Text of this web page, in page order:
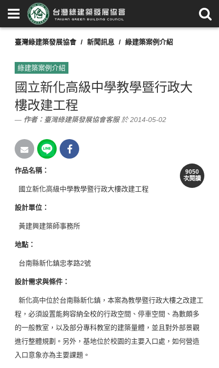
臺灣綠建築發展協會 新聞訊息 綠建築案例介紹
綠建築案例介紹
國立新化高級中學教學暨行政大
樓改建工程
作者： 臺灣綠建築發展協會客服於 2014-05-02
9050
次閱讀
作品名稱：
國立新化高級中學教學暨行政大樓改建工程
設計單位：
黃建興建築師事務所
地點：
台南縣新化鎮忠孝路2號
設計需求與條件：
新化高中位於台南縣新化鎮，本案為教學暨行政大樓之改建工
程，必須設置能夠容納全校的行政空間、停車空間、為數頗多
的一般教室，以及部分專科教室的建築量體，並且對外部景觀
進行整體規劃。另外，基地位於校園的主要入口處，如何營造
入口意象亦為主要課題。